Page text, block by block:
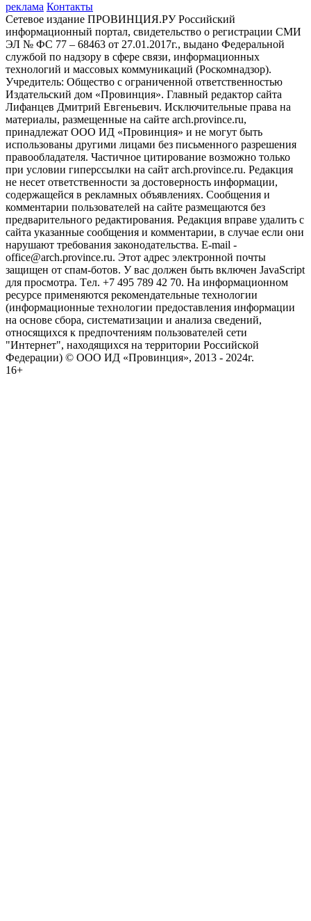
реклама Контакты
Сетевое издание ПРОВИНЦИЯ.РУ Российский
информационный портал, свидетельство о регистрации СМИ
ЭЛ № ФС 77 – 68463 от 27.01.2017г., выдано Федеральной
службой по надзору в сфере связи, информационных
технологий и массовых коммуникаций (Роскомнадзор).
Учредитель: Общество с ограниченной ответственностью
Издательский дом «Провинция». Главный редактор сайта
Лифанцев Дмитрий Евгеньевич. Исключительные права на
материалы, размещенные на сайте arch.province.ru,
принадлежат ООО ИД «Провинция» и не могут быть
использованы другими лицами без письменного разрешения
правообладателя. Частичное цитирование возможно только
при условии гиперссылки на сайт arch.province.ru. Редакция
не несет ответственности за достоверность информации,
содержащейся в рекламных объявлениях. Сообщения и
комментарии пользователей на сайте размещаются без
предварительного редактирования. Редакция вправе удалить с
сайта указанные сообщения и комментарии, в случае если они
нарушают требования законодательства. E-mail -
office@arch.province.ru. Этот адрес электронной почты
защищен от спам-ботов. У вас должен быть включен JavaScript
для просмотра. Tел. +7 495 789 42 70. На информационном
ресурсе применяются рекомендательные технологии
(информационные технологии предоставления информации
на основе сбора, систематизации и анализа сведений,
относящихся к предпочтениям пользователей сети
"Интернет", находящихся на территории Российской
Федерации) © ООО ИД «Провинция», 2013 - 2024г.
16+